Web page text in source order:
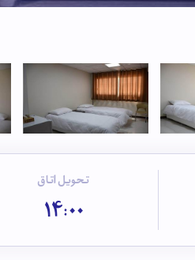
تحویل اتاق
14:00